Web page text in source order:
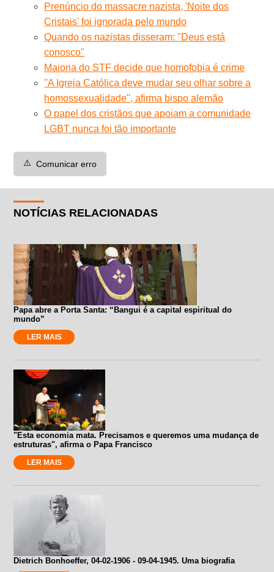
Prenúncio do massacre nazista, 'Noite dos
Cristais' foi ignorada pelo mundo
Quando os nazistas disseram: "Deus está
conosco"
Maioria do STF decide que homofobia é crime
''A Igreja Católica deve mudar seu olhar sobre a
homossexualidade'', afirma bispo alemão
O papel dos cristãos que apoiam a comunidade
LGBT nunca foi tão importante
⚠️ Comunicar erro
NOTÍCIAS RELACIONADAS
Papa abre a Porta Santa: “Bangui é a capital espiritual do
mundo”
LER MAIS
"Esta economia mata. Precisamos e queremos uma mudança de
estruturas", afirma o Papa Francisco
LER MAIS
Dietrich Bonhoeffer, 04-02-1906 - 09-04-1945. Uma biografia